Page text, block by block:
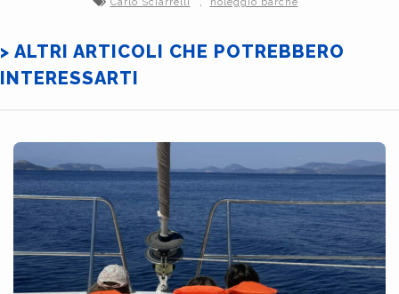
Carlo Sciarrelli noleggio barche
> ALTRI ARTICOLI CHE POTREBBERO
INTERESSARTI